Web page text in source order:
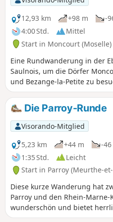
12,93 km
+98 m
-
4:00 Std.
Mittel
Start in Moncourt (Moselle)
Eine Rundwanderung in der
Saulnois, um die Dörfer
und Bezange-la-Petite zu
360°-Panoramablicken von
Anhöhen der Wanderung. Es
sich um ein Gebiet, in dem man
Überreste der beiden
1918 und 1940–1944 findet.
Die Parroy-Runde
Visorando-Mitglied
5,23 km
+44 m
-
1:35 Std.
Leicht
Start in Parroy (Meurthe-
Diese kurze Wanderung hat
Parroy und den Rhein-Marne-
wunderschön und bietet
vom Teich aus die Anhöhen